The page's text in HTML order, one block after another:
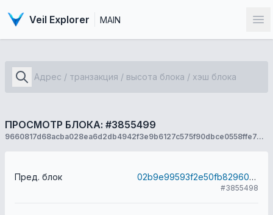
Veil Explorer MAIN
ПРОСМОТР БЛОКА: #3855499
9660817d68acba028ea6d2db4942f3e9b6127c575f90dbce0558ffe7448bf826
Пред. блок 02b9e99593f2e50fb82960c48b94db86b233e387d03329d5b7ddfca90aca7027
#3855498